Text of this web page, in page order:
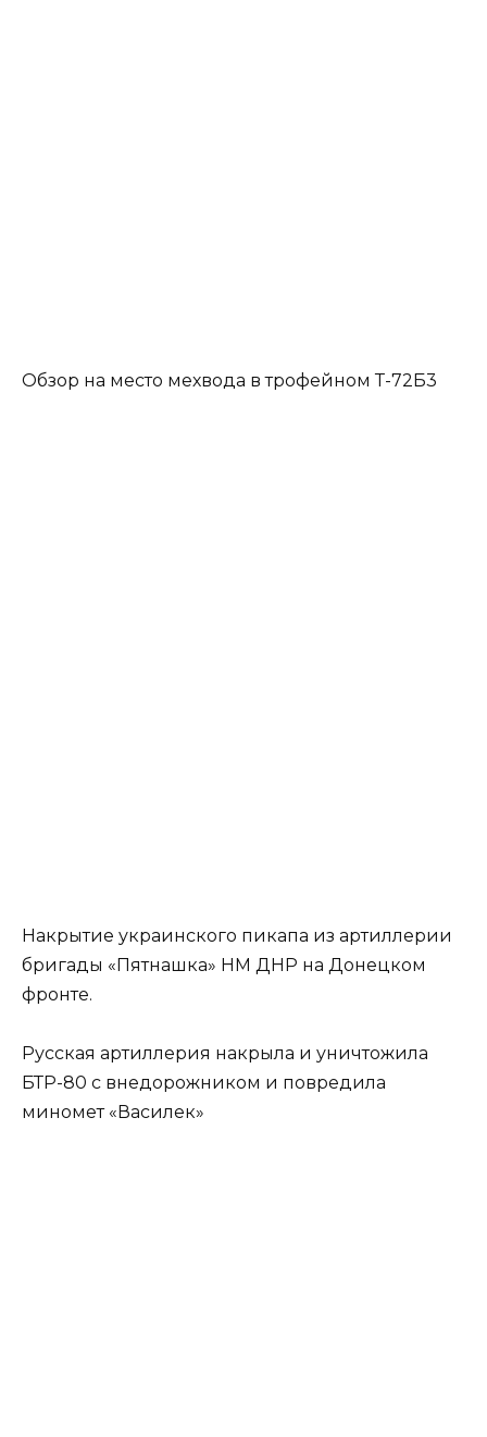
Обзор на место мехвода в трофейном Т-72Б3
Накрытие украинского пикапа из артиллерии
бригады «Пятнашка» НМ ДНР на Донецком
фронте.
Русская артиллерия накрыла и уничтожила
БТР-80 с внедорожником и повредила
миномет «Василек»